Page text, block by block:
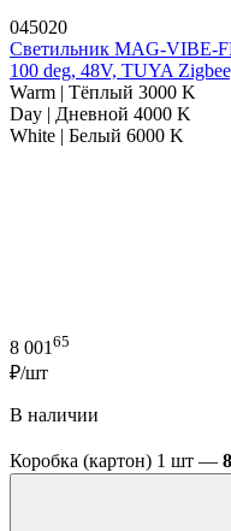
045020
Светильник MAG-VIBE-
100 deg, 48V, TUYA
Warm | Тёплый 3000 K
Day | Дневной 4000 K
White | Белый 6000 K
8 001 65
₽/шт
В наличии
Коробка (картон) 1 шт —